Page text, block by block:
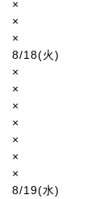
×
×
×
8/18(火)
×
×
×
×
×
×
×
8/19(水)